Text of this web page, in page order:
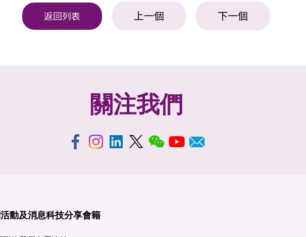
返回列表 上一個 下一個
關注我們
活動及消息科技分享會籍